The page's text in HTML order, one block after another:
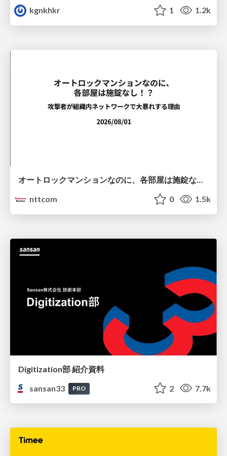
kgnkhkr 1 1.2k
オートロックマンションなのに、各部屋は施錠なし！？ 攻撃者が組織内ネットワークで大暴れする理由 / The Front Door Is Locked, but the Rooms Are Wide Open: Why Attackers Move Freely Inside Enterprise Networks
nttcom
0 1.5k
Digitization部 紹介資料
sansan33
PRO 2 7.7k